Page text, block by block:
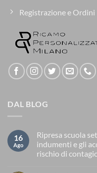
Registrazione e Ordini
DAL BLOG
16
Ago
Ripresa scuola
indumenti e gli
rischio di